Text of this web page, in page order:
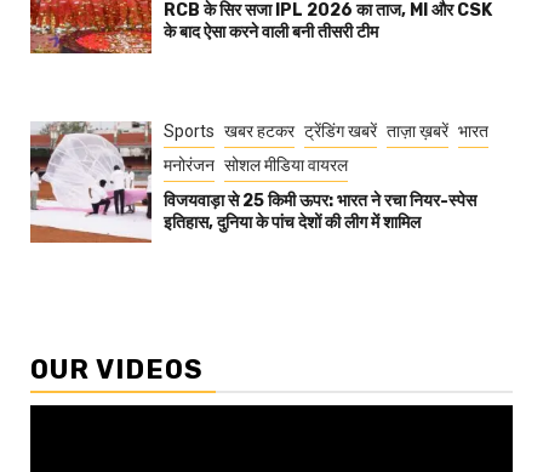
RCB के सिर सजा IPL 2026 का ताज, MI और CSK
के बाद ऐसा करने वाली बनी तीसरी टीम
Sports खबर हटकर ट्रेंडिंग खबरें ताज़ा ख़बरें भारत
मनोरंजन सोशल मीडिया वायरल
विजयवाड़ा से 25 किमी ऊपर: भारत ने रचा नियर-स्पेस
इतिहास, दुनिया के पांच देशों की लीग में शामिल
OUR VIDEOS